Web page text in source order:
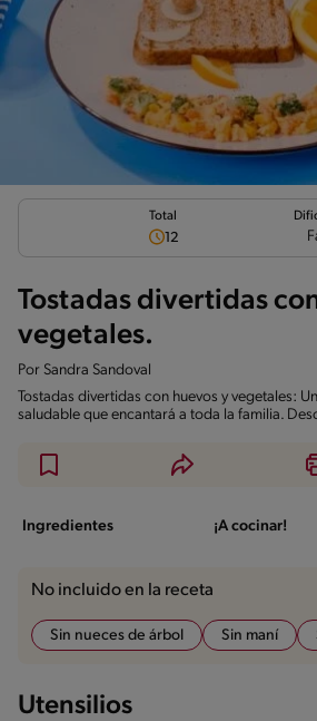
Total
12
Tostadas divertidas
vegetales.
Por Sandra Sandoval
Tostadas divertidas con huevos y vegetales:
saludable que encantará a toda la familia.
Ingredientes ¡A cocinar!
No incluido en la receta
Sin nueces de árbol Sin maní
Utensilios